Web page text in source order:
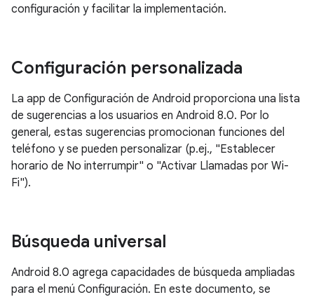
configuración y facilitar la implementación.
Configuración personalizada
La app de Configuración de Android proporciona una lista
de sugerencias a los usuarios en Android 8.0. Por lo
general, estas sugerencias promocionan funciones del
teléfono y se pueden personalizar (p.ej., "Establecer
horario de No interrumpir" o "Activar Llamadas por Wi-
Fi").
Búsqueda universal
Android 8.0 agrega capacidades de búsqueda ampliadas
para el menú Configuración. En este documento, se